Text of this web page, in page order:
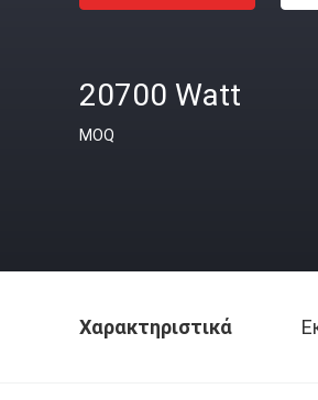
20700 Watt
MOQ
Χαρακτηριστικά